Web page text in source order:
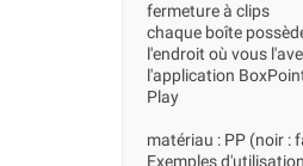
fermeture à clips
chaque boîte
l'endroit où vous
l'application
Play
matériau : PP (noir :
Exemples